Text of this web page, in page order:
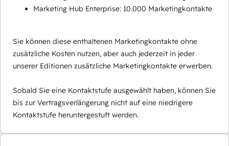
Marketing Hub Enterprise: 10.000 Marketingkontakte
Sie können diese enthaltenen Marketingkontakte ohne
zusätzliche Kosten nutzen, aber auch jederzeit in jeder
unserer Editionen zusätzliche Marketingkontakte erwerben.
Sobald Sie eine Kontaktstufe ausgewählt haben, können Sie
bis zur Vertragsverlängerung nicht auf eine niedrigere
Kontaktstufe heruntergestuft werden.